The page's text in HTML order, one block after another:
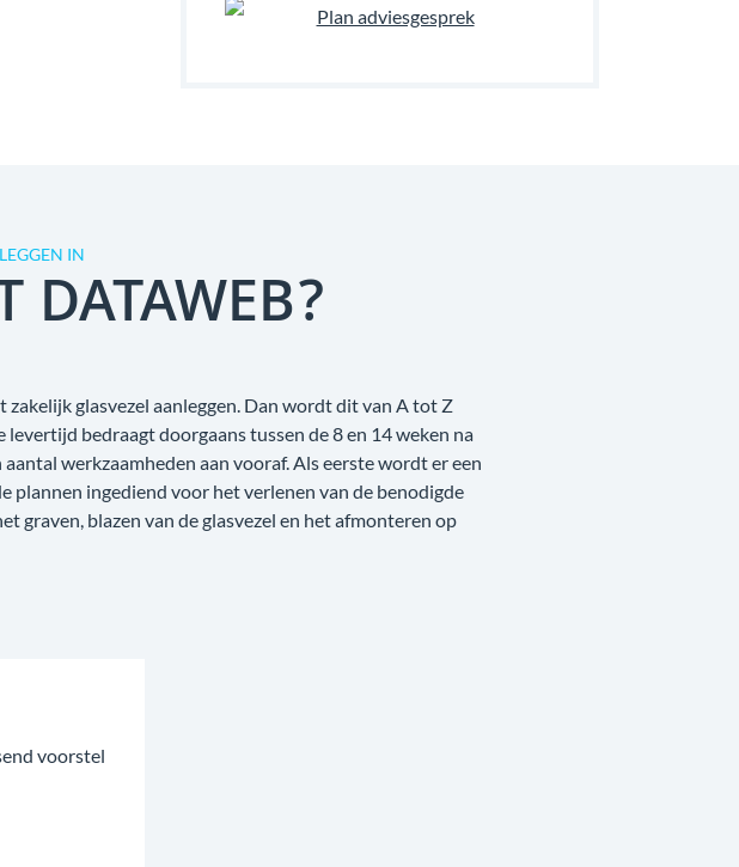
Plan adviesgesprek
IN
DATAWEB?
glasvezel aanleggen. Dan wordt dit van A tot Z
bedraagt doorgaans tussen de 8 en 14 weken na
werkzaamheden aan vooraf. Als eerste wordt er een
plannen ingediend voor het verlenen van de benodigde
graven, blazen van de glasvezel en het afmonteren op
voorstel